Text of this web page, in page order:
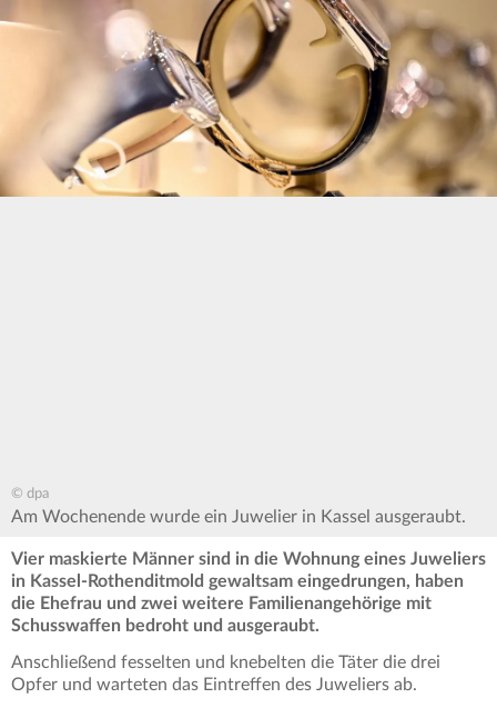
© dpa
Am Wochenende wurde ein Juwelier in Kassel ausgeraubt.
Vier maskierte Männer sind in die Wohnung eines Juweliers
in Kassel-Rothenditmold gewaltsam eingedrungen, haben
die Ehefrau und zwei weitere Familienangehörige mit
Schusswaffen bedroht und ausgeraubt.
Anschließend fesselten und knebelten die Täter die drei
Opfer und warteten das Eintreffen des Juweliers ab.